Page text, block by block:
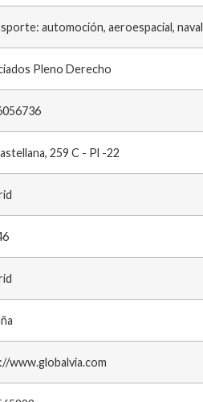
automoción, aeroespacial, naval
Pleno Derecho
259 C - Pl -22
www.globalvia.com